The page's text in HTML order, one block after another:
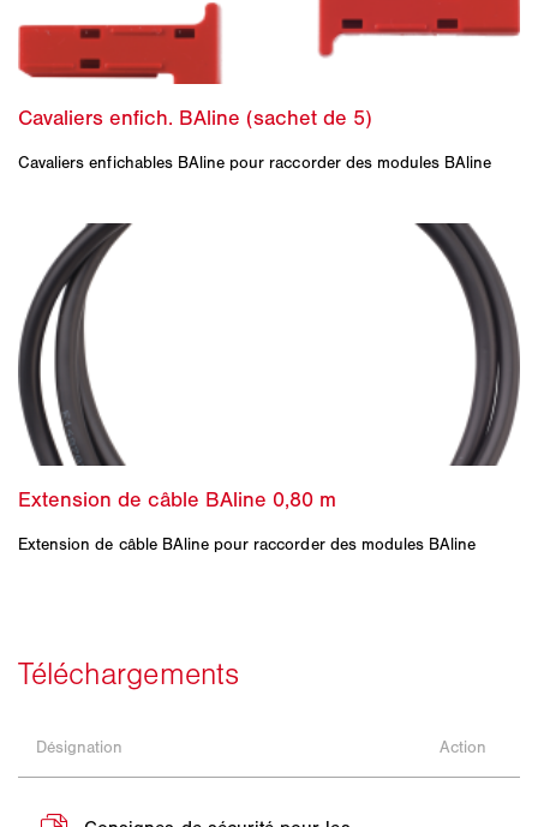
Cavaliers enfichables BAline pour raccorder des modules BAline
Extension de câble BAline pour raccorder des modules BAline